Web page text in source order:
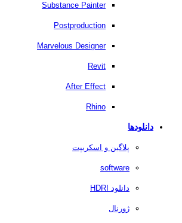
Substance Painter
Postproduction
Marvelous Designer
Revit
After Effect
Rhino
دانلودها
پلاگین و اسکریپت
software
دانلود HDRI
ژورنال